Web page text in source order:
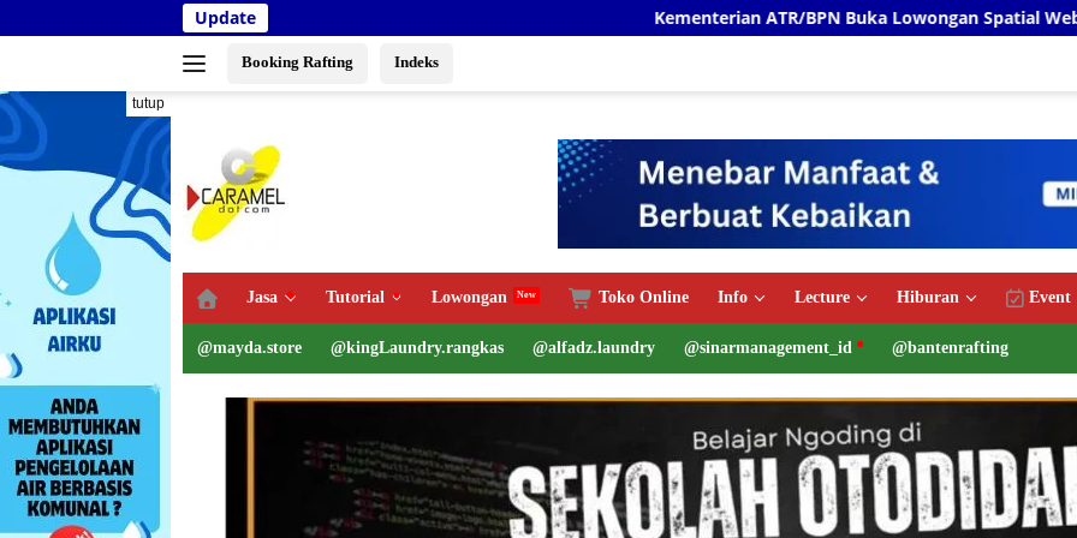
ke
Update Kementerian ATR/BPN Buka Lowongan Spatial Web Programmer Proyek
Booking Rafting Indeks
tutup
Jasa Tutorial Lowongan Toko Online Info Lecture Hiburan Event
@mayda.store @kingLaundry.rangkas @alfadz.laundry @sinarmanagement_id @bantenrafting